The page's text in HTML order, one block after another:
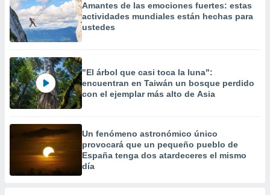
Amantes de las emociones fuertes: estas
actividades mundiales están hechas para
ustedes
"El árbol que casi toca la luna":
encuentran en Taiwán un bosque perdido
con el ejemplar más alto de Asia
Un fenómeno astronómico único
provocará que un pequeño pueblo de
España tenga dos atardeceres el mismo
día